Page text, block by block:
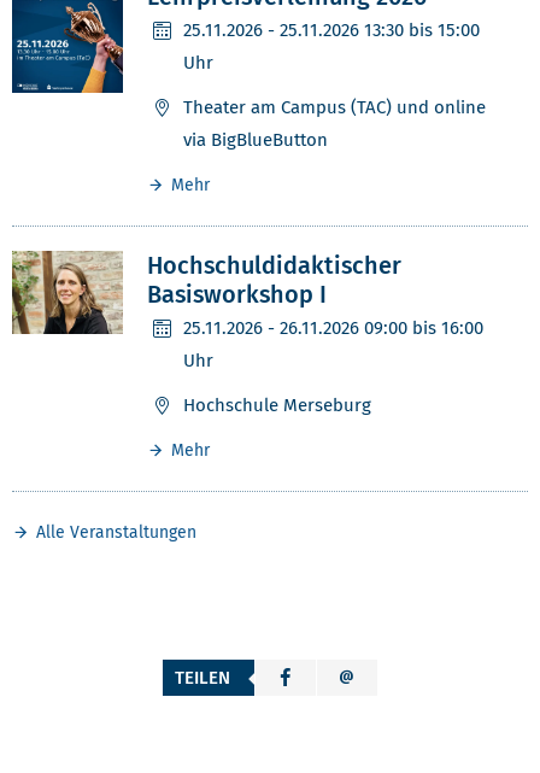
25.11.2026 - 25.11.2026 13:30 bis 15:00
Uhr
Theater am Campus (TAC) und online
via BigBlueButton
Mehr
Hochschuldidaktischer
Basisworkshop I
25.11.2026 - 26.11.2026 09:00 bis 16:00
Uhr
Hochschule Merseburg
Mehr
Alle Veranstaltungen
TEILEN